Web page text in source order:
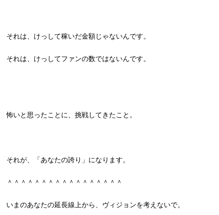
それは、けっして稼いだ金額じゃないんです。
それは、けっしてファンの数ではないんです。
怖いと思ったことに、挑戦してきたこと。
それが、「あなたの誇り」になります。
＾＾＾＾＾＾＾＾＾＾＾＾＾＾＾＾＾
いまのあなたの延長線上から、ヴィジョンを考えないで。